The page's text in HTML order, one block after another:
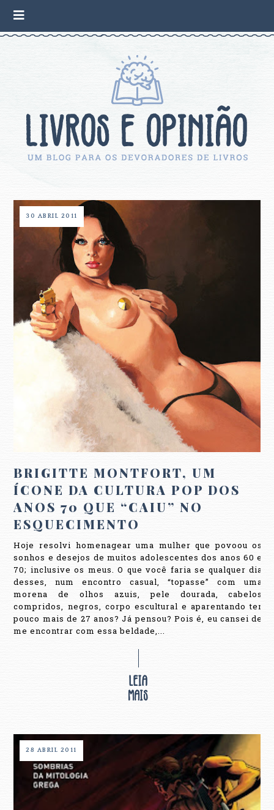
30 ABRIL 2011
BRIGITTE MONTFORT, UM
ÍCONE DA CULTURA POP DOS
ANOS 70 QUE “CAIU” NO
ESQUECIMENTO
Hoje resolvi homenagear uma mulher que povoou os
sonhos e desejos de muitos adolescentes dos anos 60 e
70; inclusive os meus. O que você faria se qualquer dia
desses, num encontro casual, “topasse” com uma
morena de olhos azuis, pele dourada, cabelos
compridos, negros, corpo escultural e aparentando ter
pouco mais de 27 anos? Já pensou? Pois é, eu cansei de
me encontrar com essa beldade,...
28 ABRIL 2011